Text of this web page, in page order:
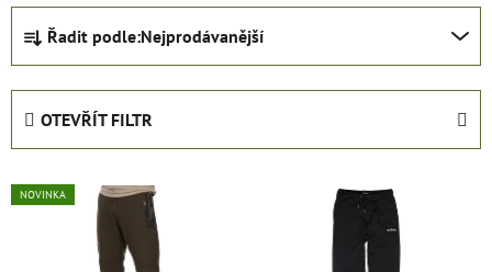
Ř
a
z
e
n
p
Řadit podle:Nejprodávanější
OTEVŘÍT FILTR
V
ý
NOVINKA